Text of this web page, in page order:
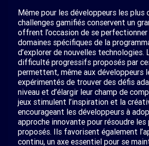
Même pour les développeurs les plus
challenges gamifiés conservent un
offrent l’occasion de se
domaines spécifiques de la
d’explorer de nouvelles technologies.
difficulté progressifs proposés par
permettent, même aux développeurs
expérimentés de trouver des défis
niveau et d’élargir leur champ de
jeux stimulent l’inspiration et la
encourageant les développeurs à
approche innovante pour résoudre les
proposés. Ils favorisent également
continu, un axe essentiel pour se